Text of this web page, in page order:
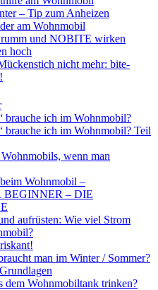
– Tip zum Anheizen
am Wohnmobil
und NOBITE wirken
hoch
nicht mehr: bite-
brauche ich im Wohnmobil?
brauche ich im Wohnmobil? Teil
wenn man
Wohnmobil –
– DIE
aufrüsten: Wie viel Strom
man im Winter / Sommer?
dem Wohnmobiltank trinken?